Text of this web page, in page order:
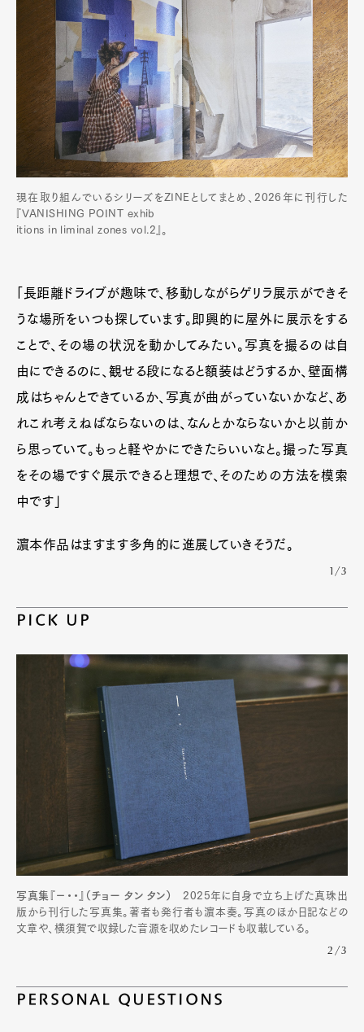
現在取り組んでいるシリーズをZINEとしてまとめ、2026年に刊行した
『VANISHING POINT exhib
itions in liminal zones vol.2』。
「長距離ドライブが趣味で、移動しながらゲリラ展示ができそ
うな場所をいつも探しています。即興的に屋外に展示をする
ことで、その場の状況を動かしてみたい。写真を撮るのは自
由にできるのに、観せる段になると額装はどうするか、壁面構
成はちゃんとできているか、写真が曲がっていないかなど、あ
れこれ考えねばならないのは、なんとかならないかと以前か
ら思っていて。もっと軽やかにできたらいいなと。撮った写真
をその場ですぐ展示できると理想で、そのための方法を模索
中です」
濵本作品はますます多角的に進展していきそうだ。
1/3
PICK UP
写真集『−・・』（チョー タン タン） 2025年に自身で立ち上げた真珠出
版から刊行した写真集。著者も発行者も濵本奏。写真のほか日記などの
文章や、横須賀で収録した音源を収めたレコードも収載している。
2/3
PERSONAL QUESTIONS